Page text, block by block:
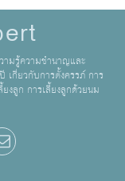
มรู้ความชำนาญและ
กี่ยวกับการตั้งครรภ์ การ
งลูก การเลี้ยงลูกด้วยนม